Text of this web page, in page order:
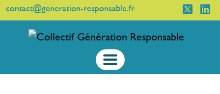
contact@generation-responsable.fr